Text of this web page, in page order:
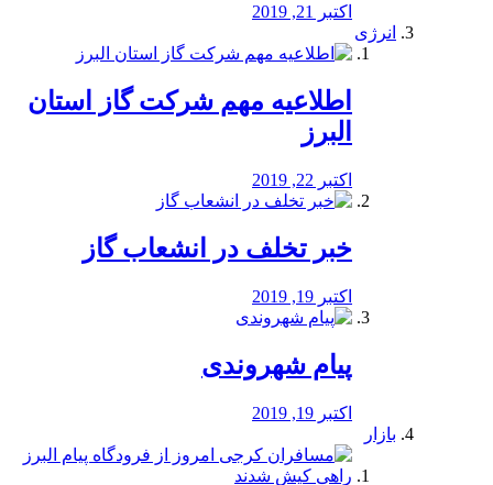
اکتبر 21, 2019
انرژی
️اطلاعیه مهم شرکت گاز استان
البرز
اکتبر 22, 2019
خبر تخلف در انشعاب گاز
اکتبر 19, 2019
پیام شهروندی
اکتبر 19, 2019
بازار